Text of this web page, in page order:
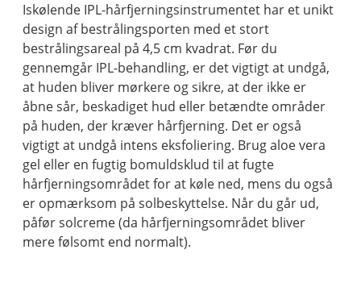
Iskølende IPL-hårfjerningsinstrumentet har et unikt
design af bestrålingsporten med et stort
bestrålingsareal på 4,5 cm kvadrat. Før du
gennemgår IPL-behandling, er det vigtigt at undgå,
at huden bliver mørkere og sikre, at der ikke er
åbne sår, beskadiget hud eller betændte områder
på huden, der kræver hårfjerning. Det er også
vigtigt at undgå intens eksfoliering. Brug aloe vera
gel eller en fugtig bomuldsklud til at fugte
hårfjerningsområdet for at køle ned, mens du også
er opmærksom på solbeskyttelse. Når du går ud,
påfør solcreme (da hårfjerningsområdet bliver
mere følsomt end normalt).